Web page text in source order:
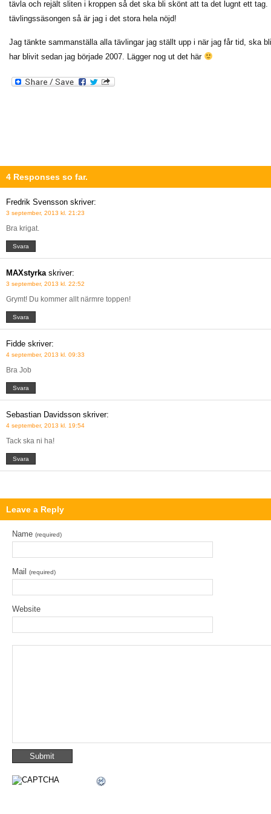
tävla och rejält sliten i kroppen så det ska bli skönt att ta det lugnt ett tag.
tävlingssäsongen så är jag i det stora hela nöjd!
Jag tänkte sammanställa alla tävlingar jag ställt upp i när jag får tid, ska
har blivit sedan jag började 2007. Lägger nog ut det här
4 Responses so far.
Fredrik Svensson skriver:
3 september, 2013 kl. 21:23
Bra krigat.
Svara
MAXstyrka skriver:
3 september, 2013 kl. 22:52
Grymt! Du kommer allt närmre toppen!
Svara
Fidde skriver:
4 september, 2013 kl. 09:33
Bra Job
Svara
Sebastian Davidsson skriver:
4 september, 2013 kl. 19:54
Tack ska ni ha!
Svara
Leave a Reply
Name (required)
Mail (required)
Website